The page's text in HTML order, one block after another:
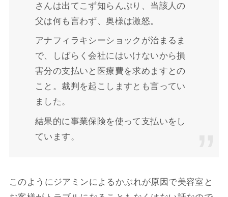
さんは出てこず知らんぷり、当該人の
父は何も言わず、奥様は激怒。
アナフィラキシーショックが治まるま
で、しばらく会社にはいけないから損
害分の支払いと医療費を求めますとの
こと。裁判を起こしますとも言ってい
ました。
結果的に事業保険を使って支払いをし
ています。
このようにジアミンによるかぶれが原因で美容室と